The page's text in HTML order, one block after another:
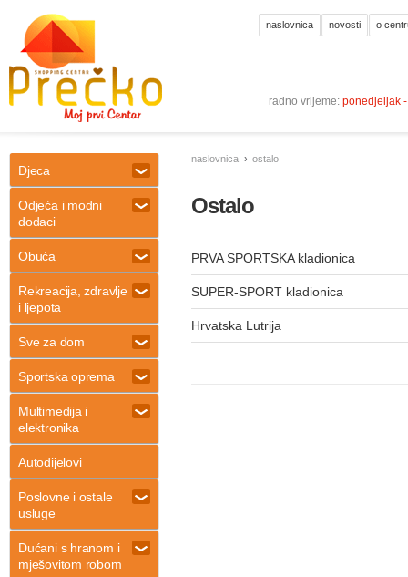
naslovnica novosti o
radno vrijeme: ponedjeljak
naslovnica ostalo
Ostalo
PRVA SPORTSKA kladionica
SUPER-SPORT kladionica
Hrvatska Lutrija
Djeca
Odjeća i modni
dodaci
Obuća
Rekreacija, zdravlje
i ljepota
Sve za dom
Sportska oprema
Multimedija i
elektronika
Autodijelovi
Poslovne i ostale
usluge
Dućani s hranom i
mješovitom robom